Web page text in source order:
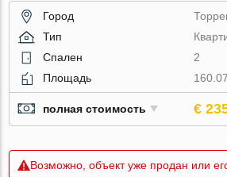
Город
Тип
Спален
2
Площадь
полная стоимость €
Возможно, объект уже продан или